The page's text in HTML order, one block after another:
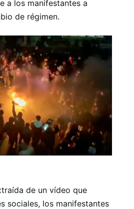
a los manifestantes a
de régimen.
de un vídeo que
sociales, los manifestantes